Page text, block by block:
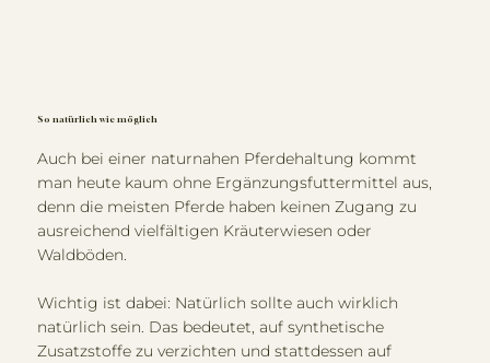
So natürlich wie möglich
Auch bei einer naturnahen Pferdehaltung kommt
man heute kaum ohne Ergänzungsfuttermittel aus,
denn die meisten Pferde haben keinen Zugang zu
ausreichend vielfältigen Kräuterwiesen oder
Waldböden.
Wichtig ist dabei: Natürlich sollte auch wirklich
natürlich sein. Das bedeutet, auf synthetische
Zusatzstoffe zu verzichten und stattdessen auf